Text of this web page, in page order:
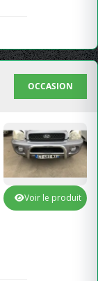
OCCASION
Voir le produit